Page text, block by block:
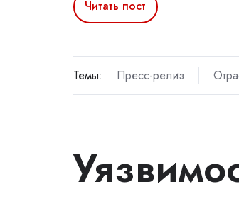
Читать пост
Темы: Пресс-релиз